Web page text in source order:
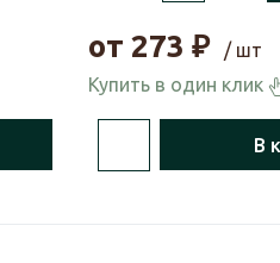
от273 ₽
/ шт
Купить в один клик
В